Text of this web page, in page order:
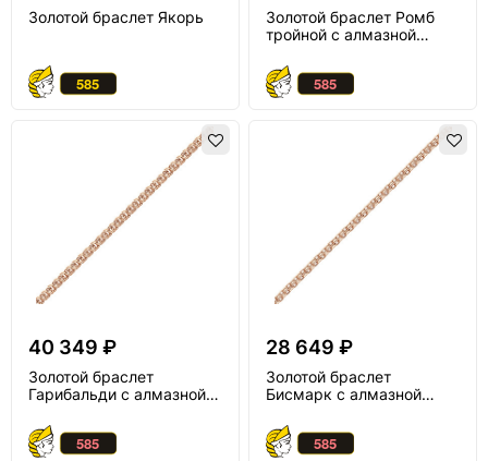
Золотой браслет Якорь
Золотой браслет Ромб
тройной с алмазной
40 349 ₽
Золотой браслет
Гарибальди с алмазной
28 649 ₽
Золотой браслет
Бисмарк с алмазной